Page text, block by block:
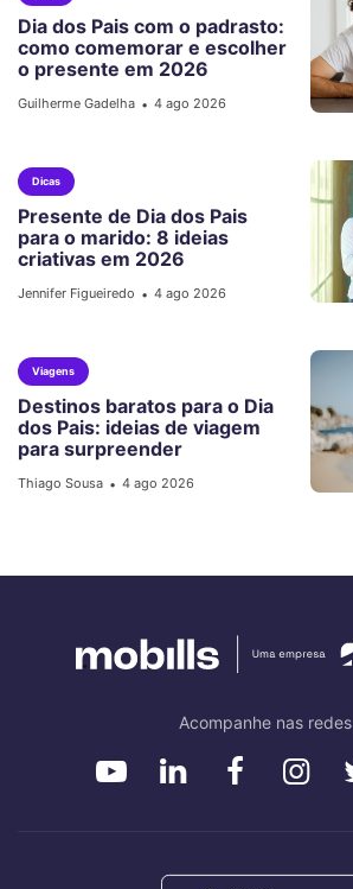
Dia dos Pais com o padrasto:
como comemorar e escolher
o presente em 2026
Guilherme Gadelha • 4 ago 2026
Dicas
Presente de Dia dos Pais
para o marido: 8 ideias
criativas em 2026
Jennifer Figueiredo • 4 ago 2026
Viagens
Destinos baratos para o Dia
dos Pais: ideias de viagem
para surpreender
Thiago Sousa • 4 ago 2026
Acompanhe nas redes